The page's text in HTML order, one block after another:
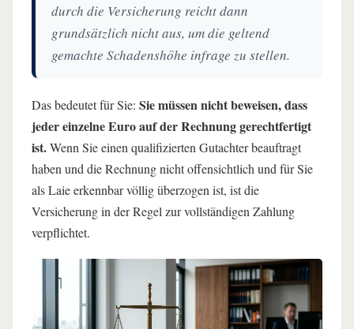
durch die Versicherung reicht dann
grundsätzlich nicht aus, um die geltend
gemachte Schadenshöhe infrage zu stellen.
Das bedeutet für Sie: Sie müssen nicht beweisen, dass
jeder einzelne Euro auf der Rechnung gerechtfertigt
ist.Wenn Sie einen qualifizierten Gutachter beauftragt
haben und die Rechnung nicht offensichtlich und für Sie
als Laie erkennbar völlig überzogen ist, ist die
Versicherung in der Regel zur vollständigen Zahlung
verpflichtet.